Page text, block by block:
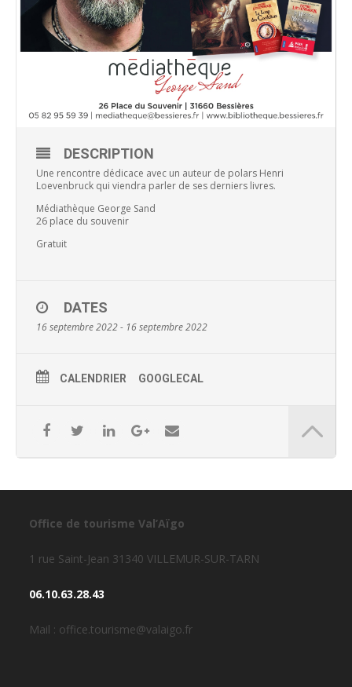
DESCRIPTION
Une rencontre dédicace avec un auteur de polars Henri
Loevenbruck qui viendra parler de ses derniers livres.
Médiathèque George Sand
26 place du souvenir
Gratuit
DATES
16 septembre 2022 - 16 septembre 2022
CALENDRIER GOOGLECAL
Office de tourisme Val’Aïgo
1 rue Saint-Jean 31340 VILLEMUR-SUR-TARN
06.10.63.28.43
Mail : office.tourisme@valaigo.fr